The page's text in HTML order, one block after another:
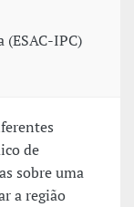
(ESAC-IPC)
de
sobre uma
a região